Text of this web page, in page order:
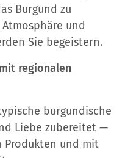
Burgund zu
und
Sie begeistern.
regionalen
burgundische
Liebe zubereitet —
Produkten und mit